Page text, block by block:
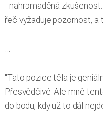
- nahromaděná
řeč vyžaduje pozornost, a
…
"Tato pozice těla je
Přesvědčivé. Ale mně
do bodu, kdy už to dál